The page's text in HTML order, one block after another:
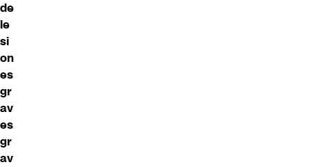
de
le
si
on
es
gr
av
es
gr
av